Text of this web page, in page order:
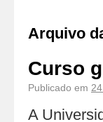
Arquivo
Curso
Publicado em
A